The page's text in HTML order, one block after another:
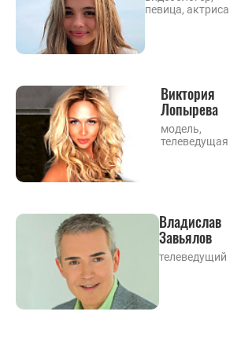
певица, актриса
Виктория
Лопырева
модель,
телеведущая
Владислав
Завьялов
телеведущий